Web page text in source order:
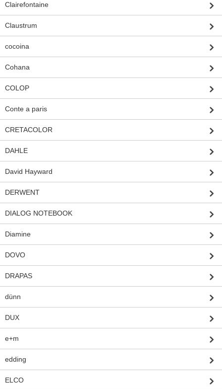
Clairefontaine
Claustrum
cocoina
Cohana
COLOP
Conte a paris
CRETACOLOR
DAHLE
David Hayward
DERWENT
DIALOG NOTEBOOK
Diamine
DOVO
DRAPAS
dünn
DUX
e+m
edding
ELCO